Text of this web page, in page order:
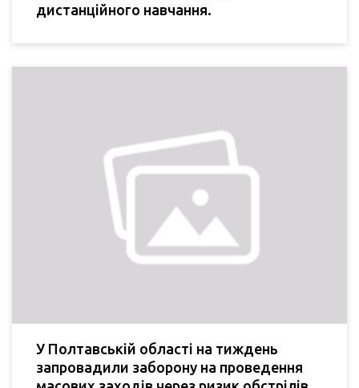
дистанційного навчання.
У Полтавській області на тиждень
запровадили заборону на проведення